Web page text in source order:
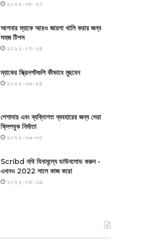
২০২২-০৮-২০
আপনার ম্যাকে আরও জায়গা খালি করার জন্য
সহজ টিপস
২০২২-০৭-২৪
ম্যাকের স্ক্রিনশটগুলি কীভাবে মুছবেন
২০২২-০৬-২৪
পেশাদার এবং ব্যক্তিগত ব্যবহারের জন্য সেরা
ফ্লিপবুক নির্মাতা
২০২২-০৬-০৩
Scribd নথি বিনামূল্যে ডাউনলোড করুন -
এখনও 2022 সালে কাজ করে!
২০২২-০৫-১৬